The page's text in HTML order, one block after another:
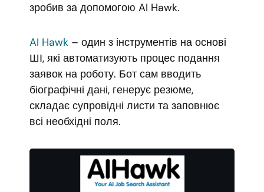
зробив за допомогою AI Hawk.
AI Hawk – один з інструментів на основі
ШІ, які автоматизують процес подання
заявок на роботу. Бот сам вводить
біографічні дані, генерує резюме,
складає супровідні листи та заповнює
всі необхідні поля.